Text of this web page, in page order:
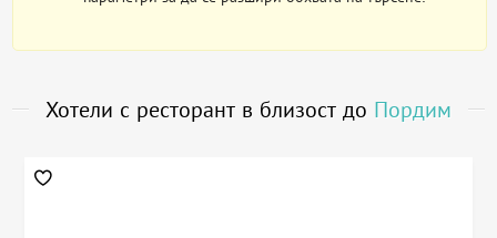
Хотели с ресторант в близост до Пордим